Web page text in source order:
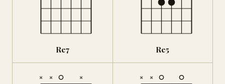
Re7 Re5
× × × × ×